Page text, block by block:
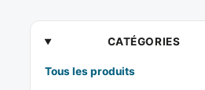
ADRIM CATÉGORIES
Tous les produits